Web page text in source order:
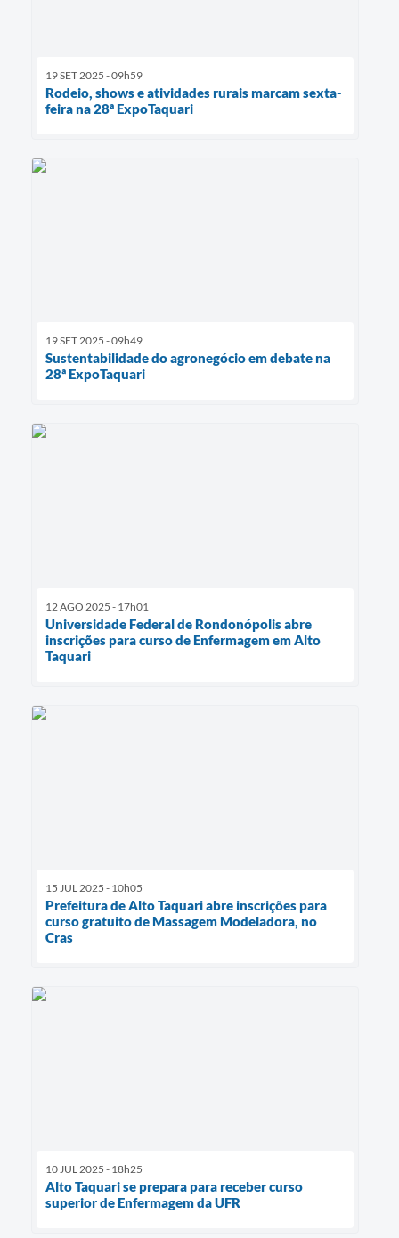
19 SET 2025 - 09h59
Rodeio, shows e atividades rurais marcam sexta-
feira na 28ª ExpoTaquari
19 SET 2025 - 09h49
Sustentabilidade do agronegócio em debate na
28ª ExpoTaquari
12 AGO 2025 - 17h01
Universidade Federal de Rondonópolis abre
inscrições para curso de Enfermagem em Alto
Taquari
15 JUL 2025 - 10h05
Prefeitura de Alto Taquari abre inscrições para
curso gratuito de Massagem Modeladora, no
Cras
10 JUL 2025 - 18h25
Alto Taquari se prepara para receber curso
superior de Enfermagem da UFR